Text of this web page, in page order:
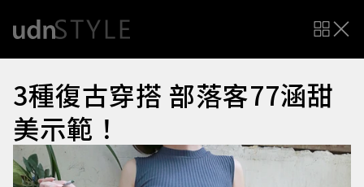
3種復古穿搭 部落客77涵甜
美示範！